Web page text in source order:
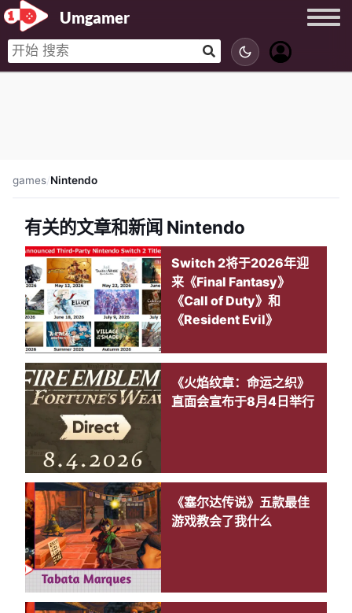
Umgamer
games/Nintendo
有关的文章和新闻 Nintendo
Switch 2将于2026年迎
来《Final Fantasy》
《Call of Duty》和
《Resident Evil》
《火焰纹章：命运之织》
直面会宣布于8月4日举行
《塞尔达传说》五款最佳
游戏教会了我什么